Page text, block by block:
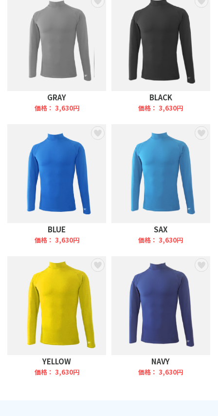
GRAY
価格： 3,630円
BLACK
価格： 3,630円
BLUE
価格： 3,630円
SAX
価格： 3,630円
YELLOW
価格： 3,630円
NAVY
価格： 3,630円